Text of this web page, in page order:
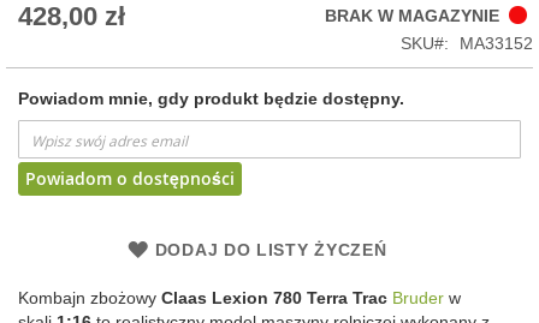
428,00 zł
BRAK W MAGAZYNIE
SKU
MA33152
Powiadom mnie, gdy produkt będzie dostępny.
Powiadom o dostępności
DODAJ DO LISTY ŻYCZEŃ
Kombajn zbożowy Claas Lexion 780 Terra Trac Bruder w